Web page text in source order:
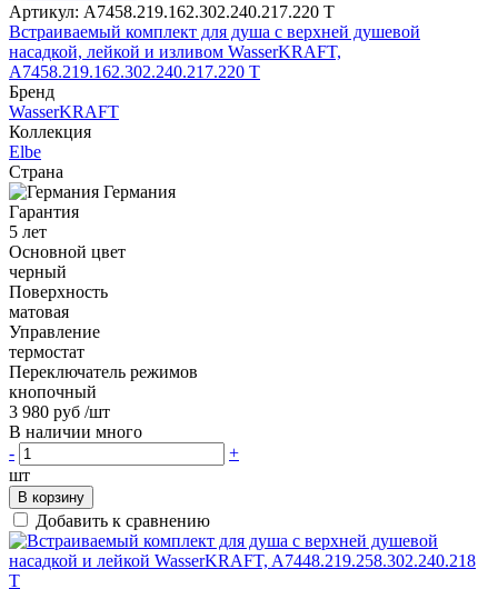
Артикул: A7458.219.162.302.240.217.220 T
Встраиваемый комплект для душа с верхней душевой
насадкой, лейкой и изливом WasserKRAFT,
A7458.219.162.302.240.217.220 T
Бренд
WasserKRAFT
Коллекция
Elbe
Страна
Германия
Гарантия
5 лет
Основной цвет
черный
Поверхность
матовая
Управление
термостат
Переключатель режимов
кнопочный
3 980 руб /шт
В наличии много
-
+
шт
В корзину
Добавить к сравнению